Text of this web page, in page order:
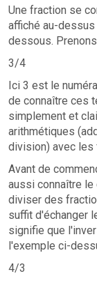
Une fraction se
affiché au-dessus
dessous.
3/4
Ici 3 est le
de connaître ces
simplement et
arithmétiques
division) avec les
Avant de
aussi connaître le
diviser des
suffit d'échanger
signifie que
l'exemple ci-
4/3